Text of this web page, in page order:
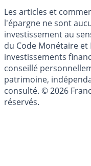
Les articles et
l'épargne ne sont
investissement au
du Code Monétaire et
investissements
conseillé
patrimoine,
consulté. © 2026
réservés.